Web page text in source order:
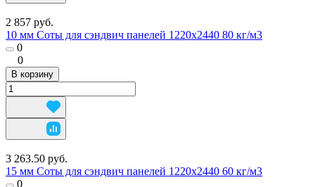
2 857 руб.
10 мм Соты для сэндвич панелей 1220х2440 80 кг/м3
0
0
В корзину
3 263.50 руб.
15 мм Соты для сэндвич панелей 1220х2440 60 кг/м3
0